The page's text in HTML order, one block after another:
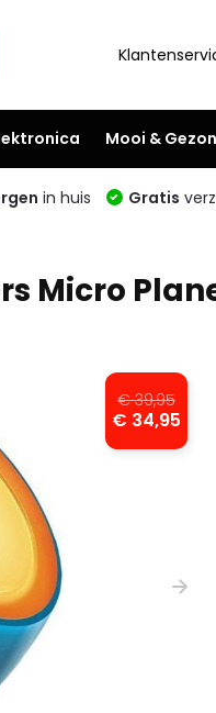
Mooi &
in huis Gratis
Micro
€ 39,95
€ 34,95